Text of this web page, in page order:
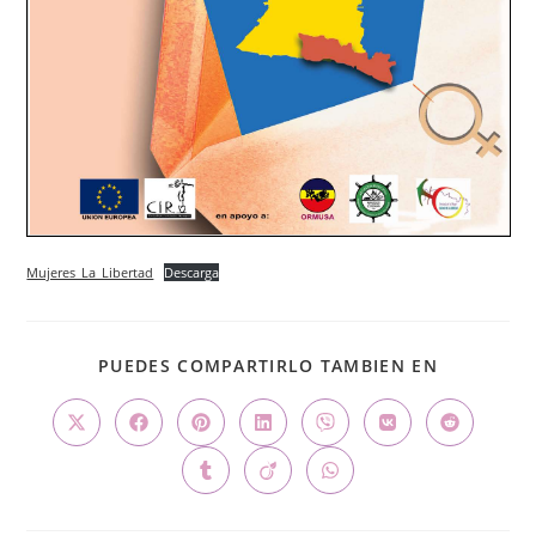
Mujeres_La_Libertad Descarga
PUEDES COMPARTIRLO TAMBIEN EN